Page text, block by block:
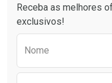
Receba as melhores
exclusivos!
Nome